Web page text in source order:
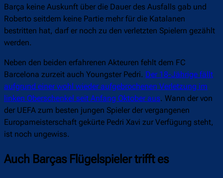
Barça keine Auskunft über die Dauer des Ausfalls gab und
Roberto seitdem keine Partie mehr für die Katalanen
bestritten hat, darf er noch zu den verletzten Spielern gezählt
werden.
Neben den beiden erfahrenen Akteuren fehlt dem FC
Barcelona zurzeit auch Youngster Pedri. Der 18-Jährige fällt
aufgrund einer wohl wieder aufgebrochenen Verletzung im
linken Oberschenkel seit Anfang Oktober aus. Wann der von
der UEFA zum besten jungen Spieler der vergangenen
Europameisterschaft gekürte Pedri Xavi zur Verfügung steht,
ist noch ungewiss.
Auch Barças Flügelspieler trifft es